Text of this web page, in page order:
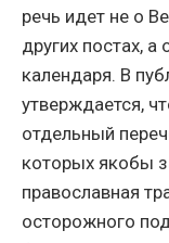
речь идет не о
других постах,
календаря. В
утверждается,
отдельный
которых якобы
православная
осторожного